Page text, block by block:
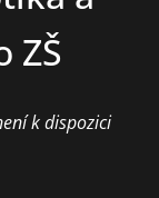
ZŠ
k dispozici